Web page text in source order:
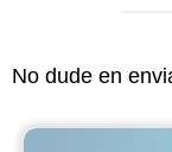
No dude en